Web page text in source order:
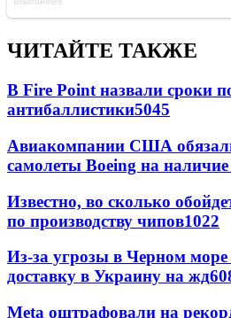
ЧИТАЙТЕ ТАКЖЕ
В Fire Point назвали сроки
антибаллистики5045
Авиакомпании США
самолеты Boeing на
Известно, во сколько
по производству чипов1022
Из-за угрозы в Черном море
доставку в Украину на жд
Meta оштрафовали на